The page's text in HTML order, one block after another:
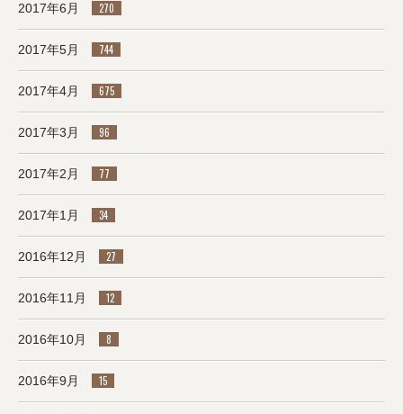
2017年6月 270
2017年5月 744
2017年4月 675
2017年3月 96
2017年2月 77
2017年1月 34
2016年12月 27
2016年11月 12
2016年10月 8
2016年9月 15